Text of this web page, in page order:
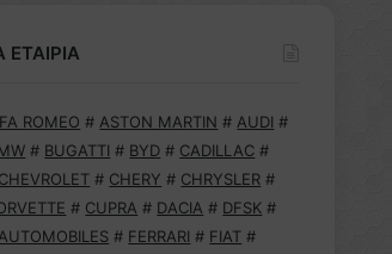
ROMEO # ASTON MARTIN # AUDI #
# BUGATTI # BYD # CADILLAC #
CHEVROLET # CHERY # CHRYSLER #
# CUPRA # DACIA # DFSK #
# FERRARI # FIAT #